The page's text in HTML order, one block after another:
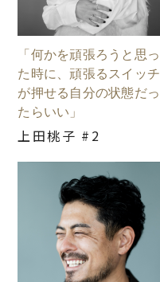
「何かを頑張ろうと思っ
た時に、頑張るスイッチ
が押せる自分の状態だっ
たらいい」
上田桃子 #2